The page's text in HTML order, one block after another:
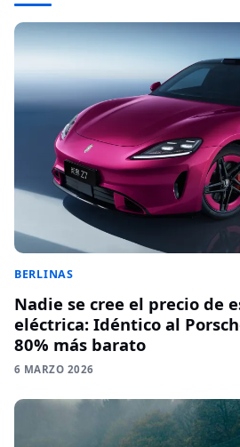
BERLINAS
Nadie se cree el precio de
eléctrica: Idéntico al
80% más barato
6 MARZO 2026